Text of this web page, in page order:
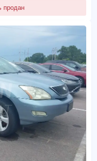
продан